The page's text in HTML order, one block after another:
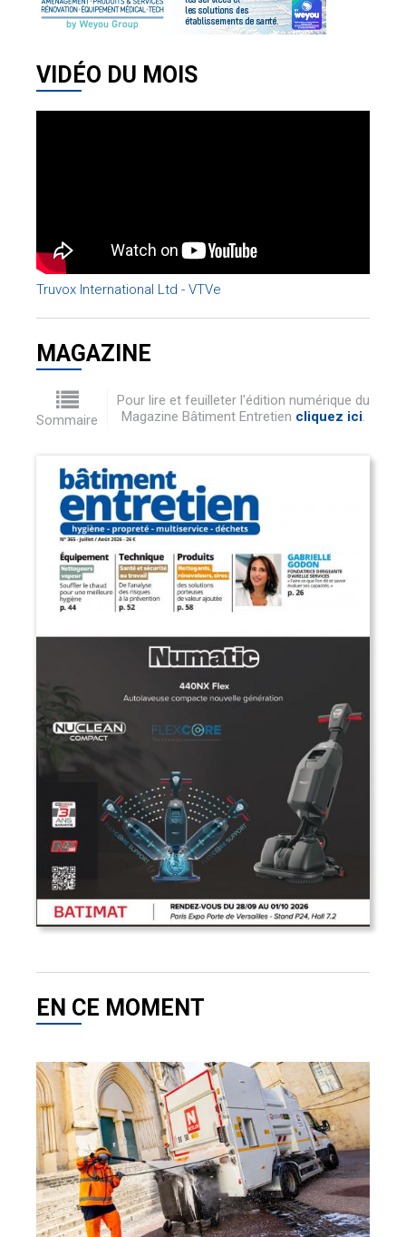
VIDÉO DU MOIS
Truvox International Ltd - VTVe
MAGAZINE
Sommaire
Pour lire et feuilleter l'édition numérique du
Magazine Bâtiment Entretien cliquez ici.
EN CE MOMENT